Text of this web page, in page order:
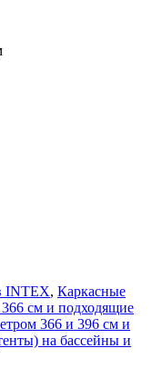
INTEX, Каркасные
см и подходящие
366 и 396 см и
на бассейны и